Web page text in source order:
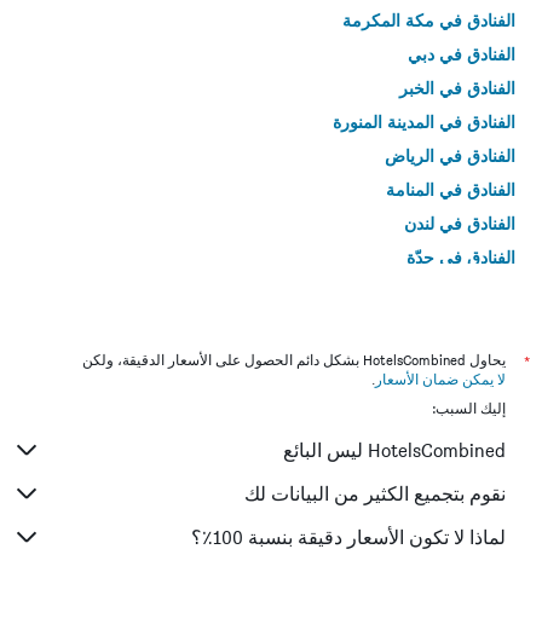
الفنادق في مكة المكرمة
الفنادق في دبي
الفنادق في الخبر
الفنادق في المدينة المنورة
الفنادق في الرياض
الفنادق في المنامة
الفنادق في لندن
الفنادق في جدّة
*
يحاول HotelsCombined بشكل دائم الحصول على الأسعار الدقيقة، ولكن
لا يمكن ضمان الأسعار .
إليك السبب:
HotelsCombined ليس البائع
نقوم بتجميع الكثير من البيانات لك
لماذا لا تكون الأسعار دقيقة بنسبة 100٪؟